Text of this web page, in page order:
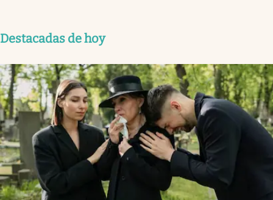
Destacadas de hoy